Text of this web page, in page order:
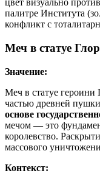
цвет визуально
палитре Института
конфликт с
Меч в статуе
Значение:
Меч в статуе героини
частью древней
основе
мечом — это
королевство.
массового
Контекст: